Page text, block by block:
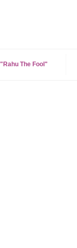
The Fool"